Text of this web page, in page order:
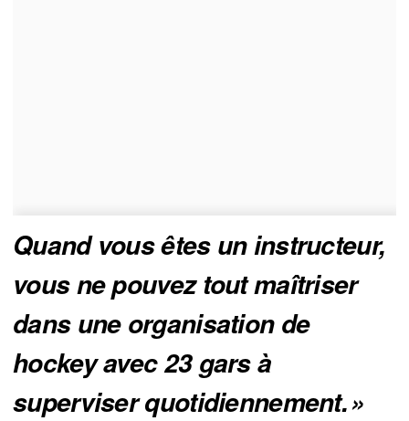
Quand vous êtes un instructeur,
vous ne pouvez tout maîtriser
dans une organisation de
hockey avec 23 gars à
superviser quotidiennement. »